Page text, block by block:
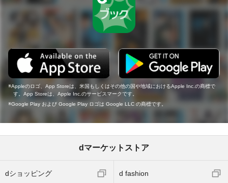
Appleのロゴ、App Storeは、米国もしくはその他の国や地域におけるApple Inc.の商標で
す。App Storeは、Apple Inc.のサービスマークです。
Google Play および Google Play ロゴは Google LLC の商標です。
dマーケットストア
dショッピング d fashion